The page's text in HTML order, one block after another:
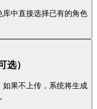
中直接选择已有的角色
选）
果不上传，系统将生成